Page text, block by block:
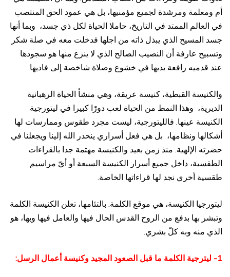
أم ومعلمة ومرشدة لجميع مؤمنيها، بل هي عمود الحق المنتصب
في العالم الممتد في التاريخ، حاملا الحياة لكل ذي جسد، وبما أنها
جسد المسيح الذي يبذل ذاته من اجلها فدخلت معه في صلة شكر
وتسبيح عارفة أن النصيب الصالح الذي لا ينزع منها هو سجودها
عند قدميه رافعة يديها في خشوع وصلاة شاخصة إلى فاديها.
والكنيسة القبطية، كنيسة عريقة، وهي منشأ الحياة الرهبانية
الديرية، وهذا النمط من الحياة لعب دورًا كبيرا في ليتورجية
الكنيسة عينها. فالليتورجية، ليست مجرد طقوس وممارسات لها
أشكالها ونظامها، بل هي فعل أسراري ينحدر الله إلينا ويجعلنا في
حضرته الإلهية. منذ زمن بعيد والكنيسة مهتمة جدا بالقراءات
الطقسية، داخل جميع أسرار الكنيسة السبعة أو أيّ مراسيم
طقسية أخري نجد لها قراءاتها الخاصة.
ليتورجيا الكنيسة، هي موقع الكلمة. بالتئامها، تعلن الكنيسة الكلمة
وتبشر بها بدفع من الروح القدس الحال فيها والعامل فيها وبها، هو
الذي منه وبه كلّ بشري.
1- ليترجية الكلمة ما قبل الصعود المجيد وكنيسة أعمال الرسل: